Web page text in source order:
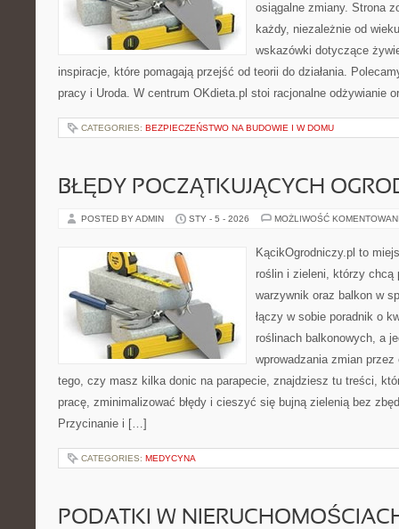
osiągalne zmiany. Strona
każdy, niezależnie od
wskazówki dotyczące
inspiracje, które pomagają przejść od teorii do działania.
pracy i Uroda. W centrum OKdieta.pl stoi racjonalne odżywianie
CATEGORIES: BEZPIECZEŃSTWO NA BUDOWIE I W DOMU
BŁĘDY POCZĄTKUJĄCYCH
POSTED BY ADMIN STY - 5 - 2026 MOŻLIWOŚĆ
KącikOgrodniczy.pl to
roślin i zieleni, którzy chcą
warzywnik oraz balkon w
łączy w sobie poradnik o
roślinach balkonowych, a
wprowadzania zmian przez
tego, czy masz kilka donic na parapecie, znajdziesz tu treści,
pracę, zminimalizować błędy i cieszyć się bujną zielenią bez
Przycinanie i […]
CATEGORIES: MEDYCYNA
PODATKI W